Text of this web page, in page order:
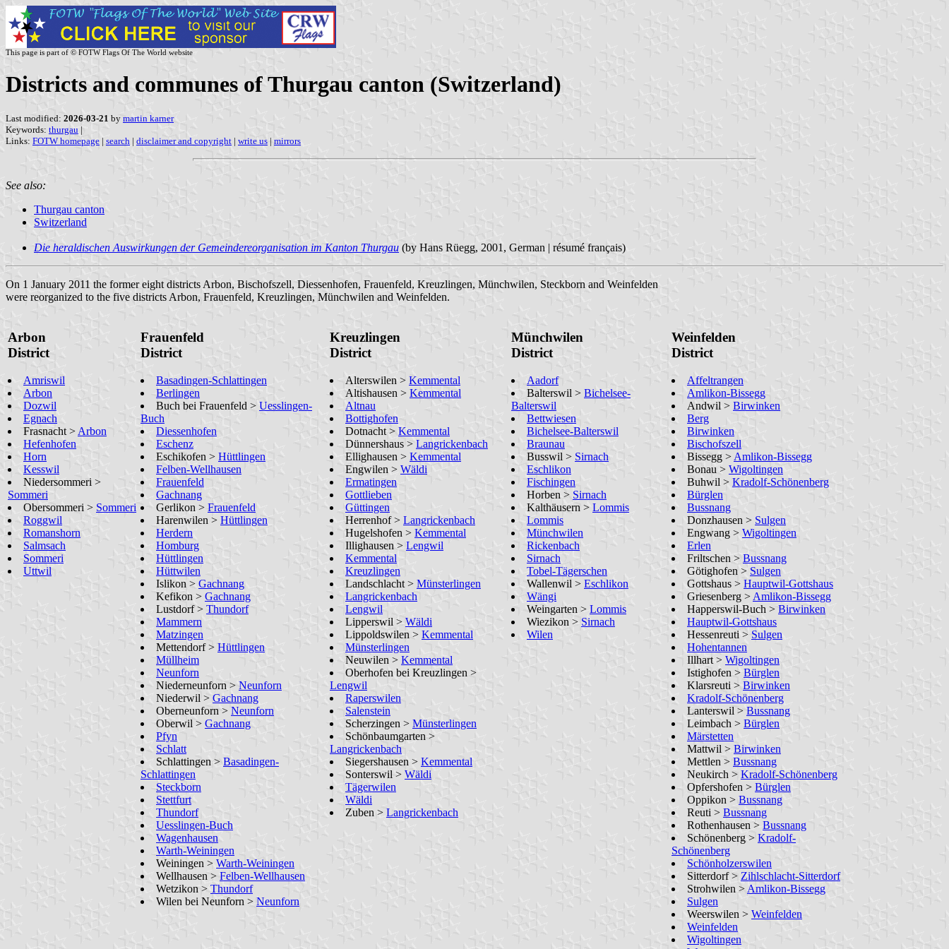
This page is part of © FOTW Flags Of The World website
Districts and communes of Thurgau canton (Switzerland)
Last modified: 2026-03-21 by martin karner
Keywords: thurgau |
Links: FOTW homepage | search | disclaimer and copyright | write us | mirrors
See also:
Thurgau canton
Switzerland
Die heraldischen Auswirkungen der Gemeindereorganisation im Kanton Thurgau (by Hans Rüegg, 2001, German | résumé français)
On 1 January 2011 the former eight districts Arbon, Bischofszell, Diessenhofen, Frauenfeld, Kreuzlingen, Münchwilen, Steckborn and Weinfelden
were reorganized to the five districts Arbon, Frauenfeld, Kreuzlingen, Münchwilen and Weinfelden.
Arbon
District
Amriswil
Arbon
Dozwil
Egnach
Frasnacht > Arbon
Hefenhofen
Horn
Kesswil
Niedersommeri >
Sommeri
Obersommeri > Sommeri
Roggwil
Romanshorn
Salmsach
Sommeri
Uttwil
Frauenfeld
District
Basadingen-Schlattingen
Berlingen
Buch bei Frauenfeld > Uesslingen-
Buch
Diessenhofen
Eschenz
Eschikofen > Hüttlingen
Felben-Wellhausen
Frauenfeld
Gachnang
Gerlikon > Frauenfeld
Harenwilen > Hüttlingen
Herdern
Homburg
Hüttlingen
Hüttwilen
Islikon > Gachnang
Kefikon > Gachnang
Lustdorf > Thundorf
Mammern
Matzingen
Mettendorf > Hüttlingen
Müllheim
Neunforn
Niederneunforn > Neunforn
Niederwil > Gachnang
Oberneunforn > Neunforn
Oberwil > Gachnang
Pfyn
Schlatt
Schlattingen > Basadingen-
Schlattingen
Steckborn
Stettfurt
Thundorf
Uesslingen-Buch
Wagenhausen
Warth-Weiningen
Weiningen > Warth-Weiningen
Wellhausen > Felben-Wellhausen
Wetzikon > Thundorf
Wilen bei Neunforn > Neunforn
Kreuzlingen
District
Alterswilen > Kemmental
Altishausen > Kemmental
Altnau
Bottighofen
Dotnacht > Kemmental
Dünnershaus > Langrickenbach
Ellighausen > Kemmental
Engwilen > Wäldi
Ermatingen
Gottlieben
Güttingen
Herrenhof > Langrickenbach
Hugelshofen > Kemmental
Illighausen > Lengwil
Kemmental
Kreuzlingen
Landschlacht > Münsterlingen
Langrickenbach
Lengwil
Lipperswil > Wäldi
Lippoldswilen > Kemmental
Münsterlingen
Neuwilen > Kemmental
Oberhofen bei Kreuzlingen >
Lengwil
Raperswilen
Salenstein
Scherzingen > Münsterlingen
Schönbaumgarten >
Langrickenbach
Siegershausen > Kemmental
Sonterswil > Wäldi
Tägerwilen
Wäldi
Zuben > Langrickenbach
Münchwilen
District
Aadorf
Balterswil > Bichelsee-
Balterswil
Bettwiesen
Bichelsee-Balterswil
Braunau
Busswil > Sirnach
Eschlikon
Fischingen
Horben > Sirnach
Kalthäusern > Lommis
Lommis
Münchwilen
Rickenbach
Sirnach
Tobel-Tägerschen
Wallenwil > Eschlikon
Wängi
Weingarten > Lommis
Wiezikon > Sirnach
Wilen
Weinfelden
District
Affeltrangen
Amlikon-Bissegg
Andwil > Birwinken
Berg
Birwinken
Bischofszell
Bissegg > Amlikon-Bissegg
Bonau > Wigoltingen
Buhwil > Kradolf-Schönenberg
Bürglen
Bussnang
Donzhausen > Sulgen
Engwang > Wigoltingen
Erlen
Friltschen > Bussnang
Götighofen > Sulgen
Gottshaus > Hauptwil-Gottshaus
Griesenberg > Amlikon-Bissegg
Happerswil-Buch > Birwinken
Hauptwil-Gottshaus
Hessenreuti > Sulgen
Hohentannen
Illhart > Wigoltingen
Istighofen > Bürglen
Klarsreuti > Birwinken
Kradolf-Schönenberg
Lanterswil > Bussnang
Leimbach > Bürglen
Märstetten
Mattwil > Birwinken
Mettlen > Bussnang
Neukirch > Kradolf-Schönenberg
Opfershofen > Bürglen
Oppikon > Bussnang
Reuti > Bussnang
Rothenhausen > Bussnang
Schönenberg > Kradolf-
Schönenberg
Schönholzerswilen
Sitterdorf > Zihlschlacht-Sitterdorf
Strohwilen > Amlikon-Bissegg
Sulgen
Weerswilen > Weinfelden
Weinfelden
Wigoltingen